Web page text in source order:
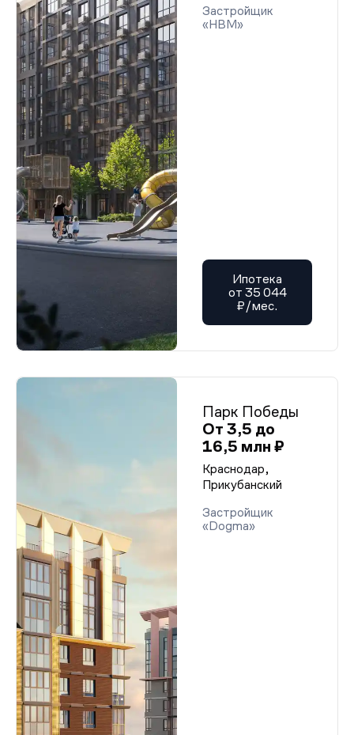
Застройщик
«НВМ»
Ипотека
от 35 044
₽/мес.
Парк Победы
От 3,5 до
16,5 млн ₽
Краснодар,
Прикубанский
Застройщик
«Dogma»